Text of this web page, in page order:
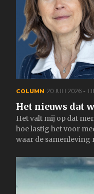
COLUMN 20 JULI 2026
Het nieuws dat
Het valt mij op dat
hoe lastig het voor
waar de samenleving